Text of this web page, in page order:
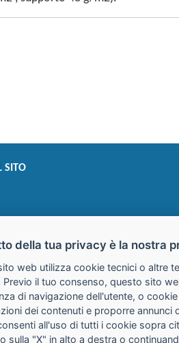
SITO
IVA esclusa
della tua privacy è la nostra
web utilizza cookie tecnici o altre
Previo il tuo consenso, questo sito
di navigazione dell'utente, o
dei contenuti e proporre annunci
all'uso di tutti i cookie sopra
sulla "X" in alto a destra o